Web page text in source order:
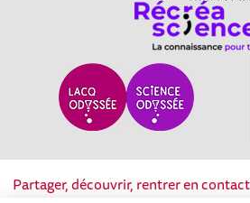
Partager, découvrir, rentrer en